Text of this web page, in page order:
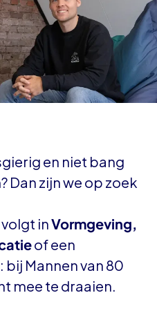
en niet bang
Dan zijn we op zoek
inVormgeving,
of een
Mannen van 80
mee te draaien.